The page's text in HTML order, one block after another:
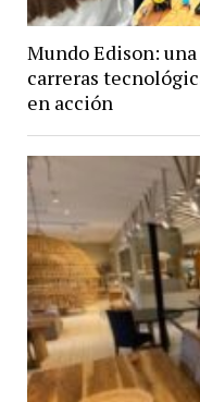
Mundo Edison:
carreras
en acción